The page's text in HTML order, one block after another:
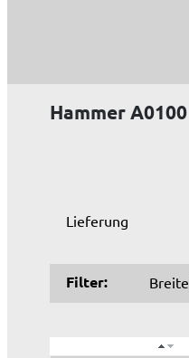
Hammer A0100
Lieferung
Filter: Breite